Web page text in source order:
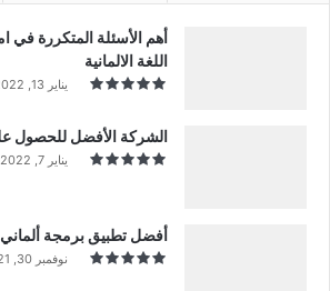
اللغة الالمانية
يناير 13, 2022
الشركة الأفضل للحصول
يناير 7, 2022
أفضل تطبيق برمجة
نوفمبر 30, 2021